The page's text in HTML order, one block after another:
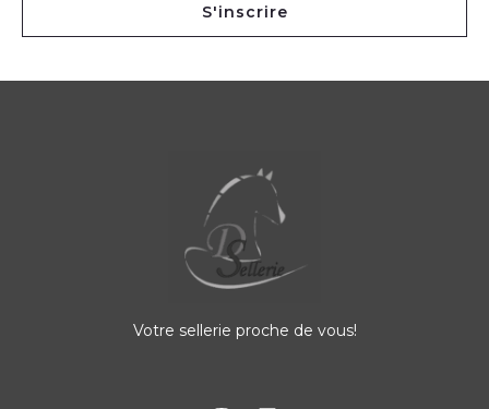
S'inscrire
Votre sellerie proche de vous!